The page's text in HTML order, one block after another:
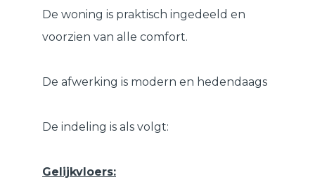
De woning is praktisch ingedeeld en
voorzien van alle comfort.
De afwerking is modern en hedendaags
De indeling is als volgt:
Gelijkvloers: